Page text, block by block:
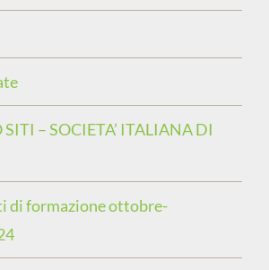
– SOCIETA’ ITALIANA DI
di formazione ottobre-